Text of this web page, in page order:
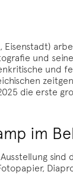
Eisenstadt)
und
und
die erste
im